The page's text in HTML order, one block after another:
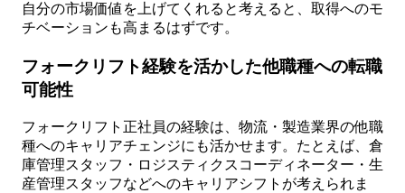
自分の市場価値を上げてくれると考えると、取得へのモ
チベーションも高まるはずです。
フォークリフト経験を活かした他職種への転職
可能性
フォークリフト正社員の経験は、物流・製造業界の他職
種へのキャリアチェンジにも活かせます。たとえば、倉
庫管理スタッフ・ロジスティクスコーディネーター・生
産管理スタッフなどへのキャリアシフトが考えられま